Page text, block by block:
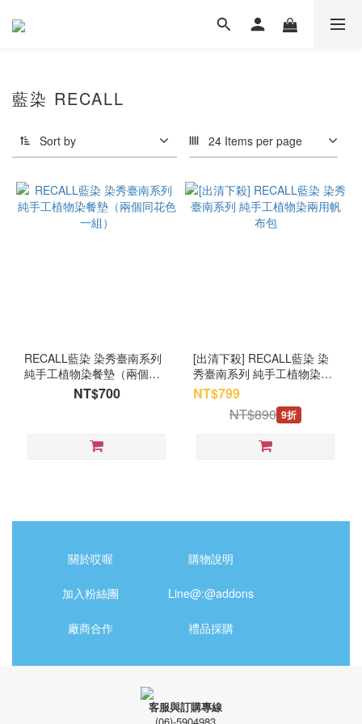
藍染 RECALL
Sort by 24 Items per page
RECALL藍染 染秀臺南系列
純手工植物染餐墊（兩個同
花色一組）NT$700
[出清下殺] RECALL藍染 染
秀臺南系列 純手工植物染兩
用帆布包
NT$799
NT$890 9折
關於哎喔 購物說明
加入粉絲團 Line@:@addons
廠商合作 禮品採購
客服與訂購專線